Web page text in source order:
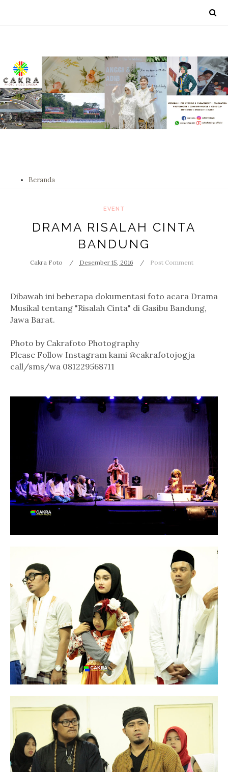
Beranda
EVENT
DRAMA RISALAH CINTA
BANDUNG
Cakra Foto Desember 15, 2016 Post Comment
Dibawah ini beberapa dokumentasi foto acara Drama
Musikal tentang "Risalah Cinta" di Gasibu Bandung,
Jawa Barat.
Photo by Cakrafoto Photography
Please Follow Instagram kami @cakrafotojogja
call/sms/wa 081229568711